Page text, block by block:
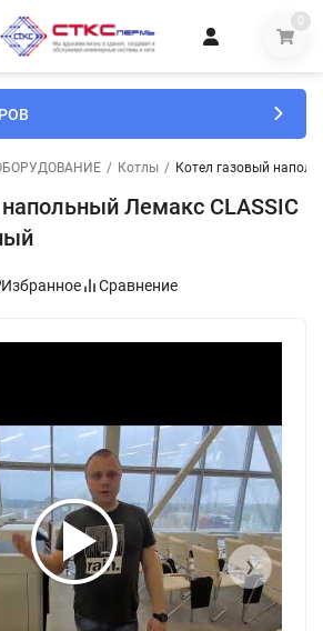
0
/ Котлы / Котел газовый
Лемакс CLASSIC
Избранное Сравнение
›